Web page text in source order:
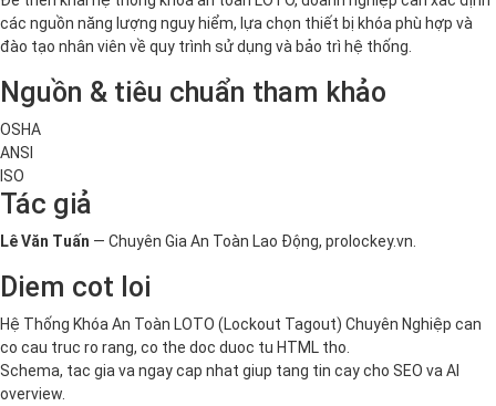
các nguồn năng lượng nguy hiểm, lựa chọn thiết bị khóa phù hợp và
đào tạo nhân viên về quy trình sử dụng và bảo trì hệ thống.
Nguồn & tiêu chuẩn tham khảo
OSHA
ANSI
ISO
Tác giả
Lê Văn Tuấn — Chuyên Gia An Toàn Lao Động, prolockey.vn.
Diem cot loi
Hệ Thống Khóa An Toàn LOTO (Lockout Tagout) Chuyên Nghiệp can
co cau truc ro rang, co the doc duoc tu HTML tho.
Schema, tac gia va ngay cap nhat giup tang tin cay cho SEO va AI
overview.